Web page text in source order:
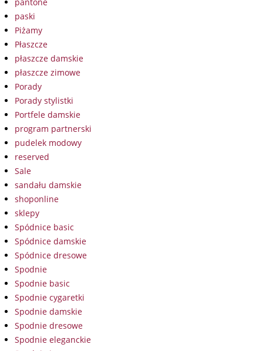
paski
Piżamy
Płaszcze
płaszcze damskie
płaszcze zimowe
Porady
Porady stylistki
Portfele damskie
program partnerski
pudelek modowy
reserved
Sale
sandału damskie
shoponline
sklepy
Spódnice basic
Spódnice damskie
Spódnice dresowe
Spodnie
Spodnie basic
Spodnie cygaretki
Spodnie damskie
Spodnie dresowe
Spodnie eleganckie